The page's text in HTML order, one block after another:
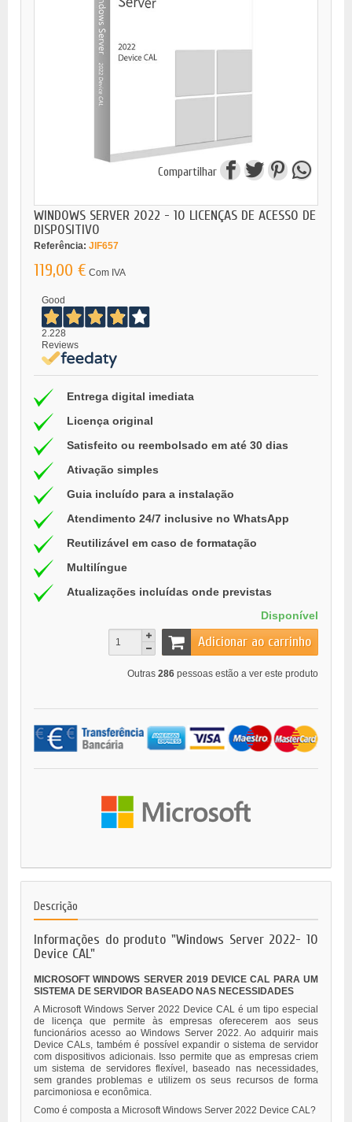
Compartilhar
WINDOWS SERVER 2022 - 10 LICENÇAS DE ACESSO DE
DISPOSITIVO
Referência: JIF657
119,00 € Com IVA
Good
2.228
Reviews
Entrega digital imediata
Licença original
Satisfeito ou reembolsado em até 30 dias
Ativação simples
Guia incluído para a instalação
Atendimento 24/7 inclusive no WhatsApp
Reutilizável em caso de formatação
Multilíngue
Atualizações incluídas onde previstas
Disponível
Adicionar ao carrinho
Outras 286 pessoas estão a ver este produto
Descrição
Informações do produto "Windows Server 2022- 10
Device CAL"
MICROSOFT WINDOWS SERVER 2019 DEVICE CAL PARA UM
SISTEMA DE SERVIDOR BASEADO NAS NECESSIDADES
A Microsoft Windows Server 2022 Device CAL é um tipo especial
de licença que permite às empresas oferecerem aos seus
funcionários acesso ao Windows Server 2022. Ao adquirir mais
Device CALs, também é possível expandir o sistema de servidor
com dispositivos adicionais. Isso permite que as empresas criem
um sistema de servidores flexível, baseado nas necessidades,
sem grandes problemas e utilizem os seus recursos de forma
parcimoniosa e econômica.
Como é composta a Microsoft Windows Server 2022 Device CAL?